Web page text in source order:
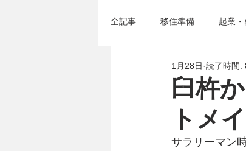
全記事 移住準備 起業
移住セミナー＆イベント
臼杵
トメ
1月28日 読了時間:
サラリーマン